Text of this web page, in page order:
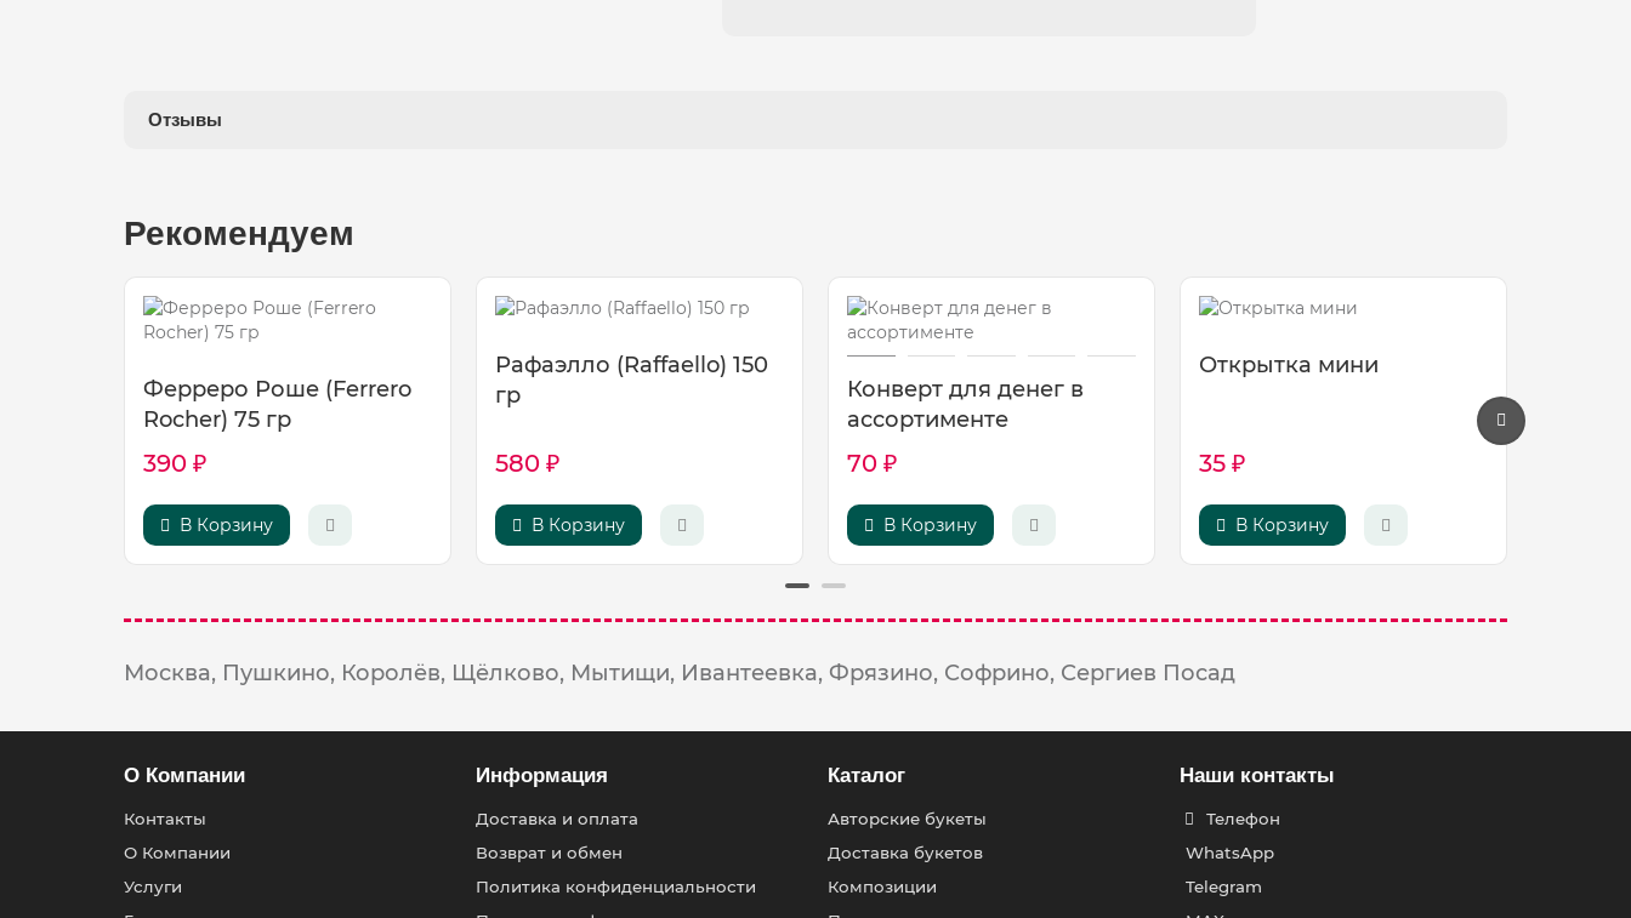
Отзывы
Рекомендуем
Ферреро Роше (Ferrero
Rocher) 75 гр
390 ₽
В Корзину
Рафаэлло (Raffaello) 150
гр
580 ₽
В Корзину
Конверт для денег в
ассортименте
70 ₽
В Корзину
Открытка мини
35 ₽
В Корзину
Москва, Пушкино, Королёв, Щёлково, Мытищи, Ивантеевка, Фрязино, Софрино, Сергиев Посад
О Компании
Контакты
О Компании
Услуги
Информация
Доставка и оплата
Возврат и обмен
Политика конфиденциальности
Каталог
Авторские букеты
Доставка букетов
Композиции
Наши контакты
Телефон
WhatsApp
Telegram